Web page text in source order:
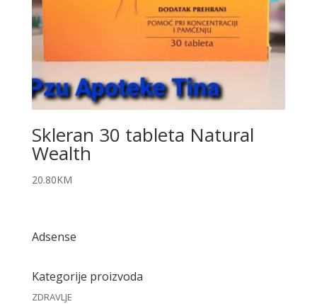
Skleran 30 tableta Natural
Wealth
20.80KM
Adsense
Kategorije proizvoda
ZDRAVLJE